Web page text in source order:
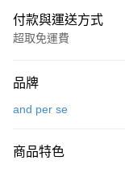
付款與運送方式
超取免運費
信用卡一次付款
LINE Pay
品牌
and per se
商品特色